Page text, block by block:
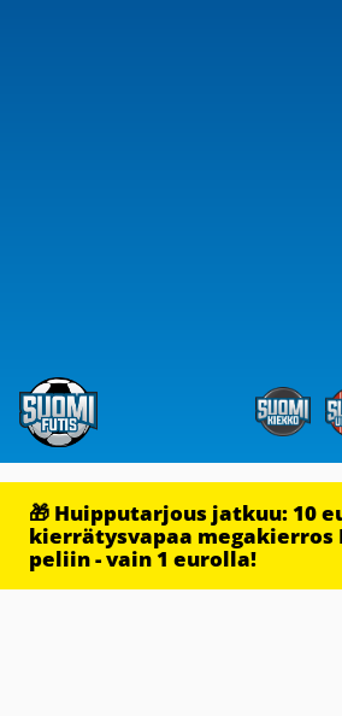
🎁 Huipputarjous jatkuu: 10
kierrätysvapaa megakierros
peliin - vain 1 eurolla!